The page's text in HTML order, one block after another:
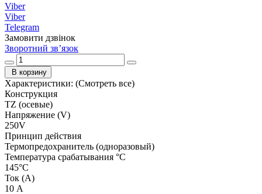
Viber
Viber
Telegram
Замовити дзвінок
Зворотний зв’язок
В корзину
Характеристики: (Смотреть все)
Конструкция
TZ (осевые)
Напряжение (V)
250V
Принцип действия
Термопредохранитель (одноразовый)
Температура срабатывания °C
145°C
Ток (А)
10 А